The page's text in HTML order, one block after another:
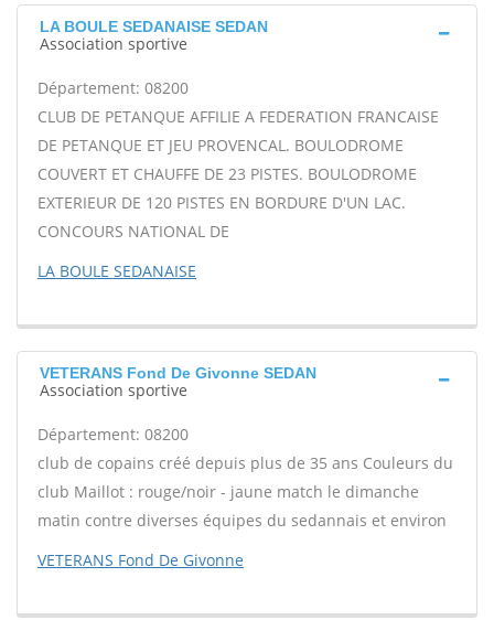
LA BOULE SEDANAISE SEDAN
Association sportive
Département: 08200
CLUB DE PETANQUE AFFILIE A FEDERATION FRANCAISE
DE PETANQUE ET JEU PROVENCAL. BOULODROME
COUVERT ET CHAUFFE DE 23 PISTES. BOULODROME
EXTERIEUR DE 120 PISTES EN BORDURE D'UN LAC.
CONCOURS NATIONAL DE
LA BOULE SEDANAISE
VETERANS Fond De Givonne SEDAN
Association sportive
Département: 08200
club de copains créé depuis plus de 35 ans Couleurs du
club Maillot : rouge/noir - jaune match le dimanche
matin contre diverses équipes du sedannais et environ
VETERANS Fond De Givonne